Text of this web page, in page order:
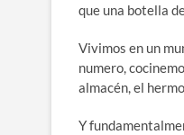
que una botella
Vivimos en un
numero,
almacén, el
Y